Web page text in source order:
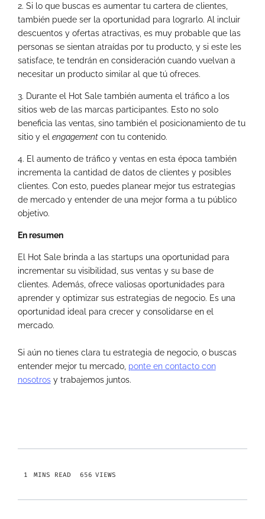
2. Si lo que buscas es aumentar tu cartera de clientes,
también puede ser la oportunidad para lograrlo. Al incluir
descuentos y ofertas atractivas, es muy probable que las
personas se sientan atraídas por tu producto, y si este les
satisface, te tendrán en consideración cuando vuelvan a
necesitar un producto similar al que tú ofreces.
3. Durante el Hot Sale también aumenta el tráfico a los
sitios web de las marcas participantes. Esto no solo
beneficia las ventas, sino también el posicionamiento de tu
sitio y el engagementcon tu contenido.
4. El aumento de tráfico y ventas en esta época también
incrementa la cantidad de datos de clientes y posibles
clientes. Con esto, puedes planear mejor tus estrategias
de mercado y entender de una mejor forma a tu público
objetivo.
En resumen
El Hot Sale brinda a las startups una oportunidad para
incrementar su visibilidad, sus ventas y su base de
clientes. Además, ofrece valiosas oportunidades para
aprender y optimizar sus estrategias de negocio. Es una
oportunidad ideal para crecer y consolidarse en el
mercado.
Si aún no tienes clara tu estrategia de negocio, o buscas
entender mejor tu mercado, ponte en contacto con
nosotrosy trabajemos juntos.
VIEWS
656